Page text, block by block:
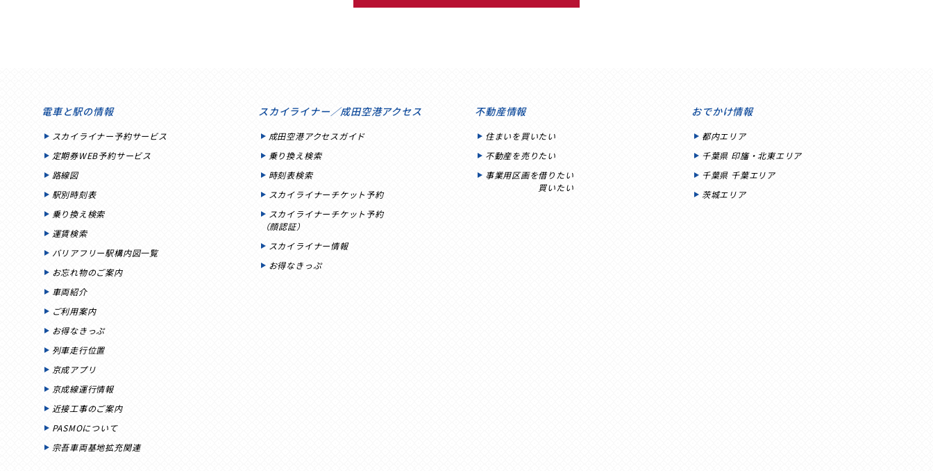
電車と駅の情報
スカイライナー予約サービス
定期券WEB予約サービス
路線図
駅別時刻表
乗り換え検索
運賃検索
バリアフリー駅構内図一覧
お忘れ物のご案内
車両紹介
ご利用案内
お得なきっぷ
列車走行位置
京成アプリ
京成線運行情報
近接工事のご案内
PASMOについて
宗吾車両基地拡充関連
スカイライナー／成田空港アクセス
成田空港アクセスガイド
乗り換え検索
時刻表検索
スカイライナーチケット予約
スカイライナーチケット予約
（顔認証）
スカイライナー情報
お得なきっぷ
不動産情報
住まいを買いたい
不動産を売りたい
事業用区画を借りたい
買いたい
おでかけ情報
都内エリア
千葉県 印旛・北東エリア
千葉県 千葉エリア
茨城エリア